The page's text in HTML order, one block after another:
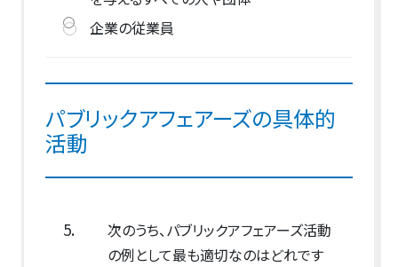
企業の従業員
パブリックアフェアーズの具体的
活動
5.
次のうち、パブリックアフェアーズ活動
の例として最も適切なのはどれです